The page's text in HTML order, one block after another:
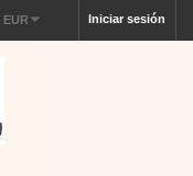
Iniciar sesión
EUR